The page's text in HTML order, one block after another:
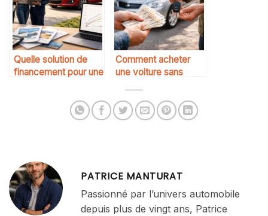
Quelle solution de
financement pour une
Comment acheter
une voiture sans
PATRICE MANTURAT
Passionné par l’univers automobile
depuis plus de vingt ans, Patrice